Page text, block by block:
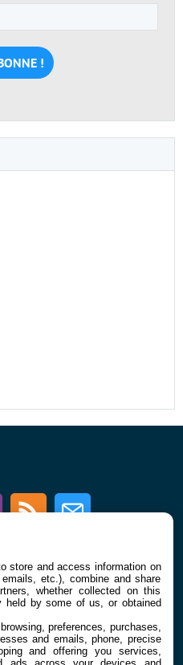
e-
mail
*
InstagramRSS Newsletter
À PROPOS
La rédaction
Contact
store and access information on
etc.), combine and share
whether collected on this
held by some of us, or obtained
preferences, purchases,
and emails, phone, precise
and offering you services,
ads across your devices and